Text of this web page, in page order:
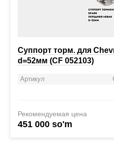
Суппорт торм. для
d=52мм (CF 052103)
Артикул
Рекомендуемая цена
451 000 so'm